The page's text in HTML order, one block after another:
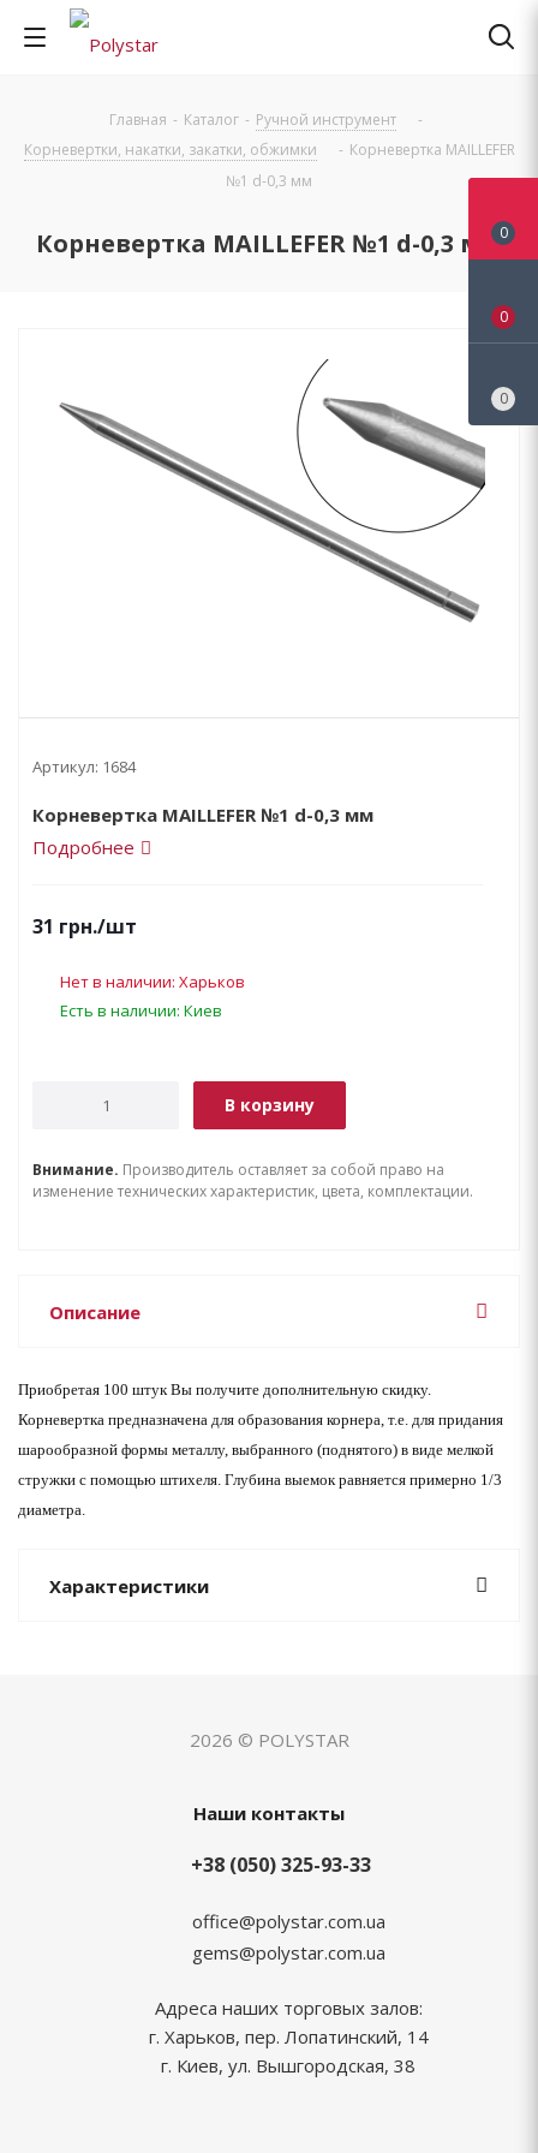
Главная - Каталог - Ручной инструмент
-
Корневертки, накатки, закатки, обжимки
- Корневертка MAILLEFER
№1 d-0,3 мм
Корневертка MAILLEFER №1 d-0,3 мм
Артикул: 1684
Корневертка MAILLEFER №1 d-0,3 мм
Подробнее
31 грн./шт
Нет в наличии: Харьков
Есть в наличии: Киев
В корзину
Внимание. Производитель оставляет за собой право на
изменение технических характеристик, цвета, комплектации.
Описание
Приобретая 100 штук Вы получите дополнительную скидку.
Корневертка предназначена для образования корнера, т.е. для придания
шарообразной формы металлу, выбранного (поднятого) в виде мелкой
стружки с помощью штихеля. Глубина выемок равняется примерно 1/3
диаметра.
Характеристики
2026 © POLYSTAR
Наши контакты
+38 (050) 325-93-33
office@polystar.com.ua
gems@polystar.com.ua
Адреса наших торговых залов:
г. Харьков, пер. Лопатинский, 14
г. Киев, ул. Вышгородская, 38
0
0
0